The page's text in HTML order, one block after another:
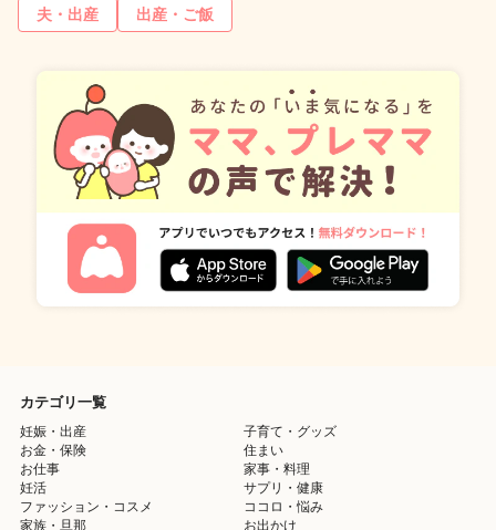
夫・出産
出産・ご飯
カテゴリ一覧
妊娠・出産
子育て・グッズ
お金・保険
住まい
お仕事
家事・料理
妊活
サプリ・健康
ファッション・コスメ
ココロ・悩み
家族・旦那
お出かけ